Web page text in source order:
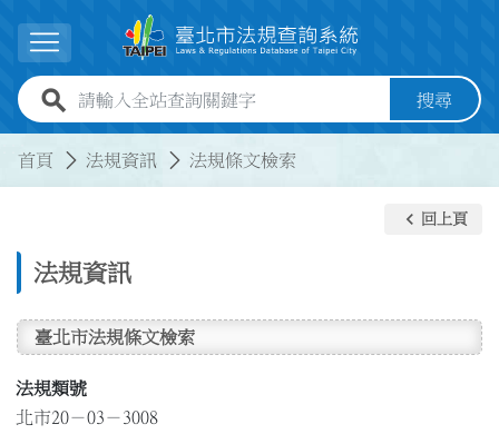
展開選單
全站查詢關鍵字欄位 搜尋
首頁 法規資訊 法規條文檢索
法規資訊
keyboard_arrow_left 回上頁
臺北市法規條文檢索
法規類號
北市20－03－3008